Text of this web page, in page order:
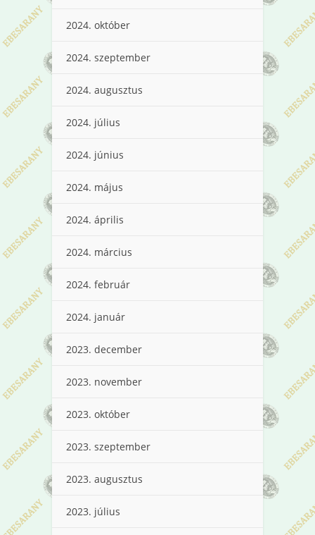
2024. október
2024. szeptember
2024. augusztus
2024. július
2024. június
2024. május
2024. április
2024. március
2024. február
2024. január
2023. december
2023. november
2023. október
2023. szeptember
2023. augusztus
2023. július